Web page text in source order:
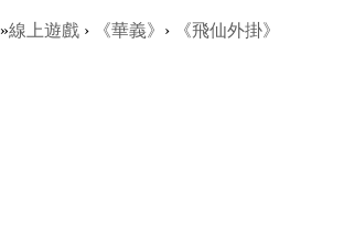
»線上遊戲 › 《華義》 › 《飛仙外掛》